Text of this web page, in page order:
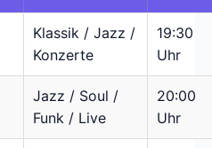
Klassik / Jazz /
Konzerte
19:30
Uhr
Jazz / Soul /
Funk / Live
20:00
Uhr